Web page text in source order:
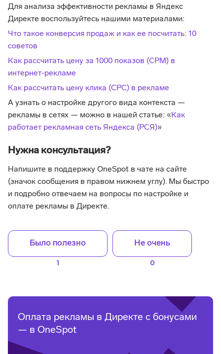
Для анализа эффективности рекламы в Яндекс
Директе воспользуйтесь нашими материалами:
Что такое конверсия продаж и как ее посчитать: 10
советов
Как рассчитать цену за 1000 показов (CPM) в
интернет-рекламе
Как рассчитать цену клика (CPC) в рекламе
А узнать о настройке другого вида контекста —
рекламы в сетях — можно в нашей статье: «Как
работает рекламная сеть Яндекса (РСЯ)»
Нужна консультация?
Напишите в поддержку OneSpot в чате на сайте
(значок сообщения в правом нижнем углу). Мы быстро
и подробно отвечаем на вопросы по настройке и
оплате рекламы в Директе.
Было полезно
1
Не очень
0
Оплата рекламы в Директе с бонусами
— в OneSpot